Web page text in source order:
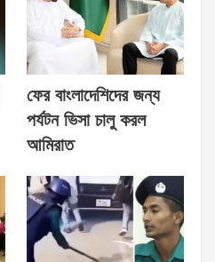
ফের বাংলাদেশিদের জন্য
পর্যটন ভিসা চালু করল
আমিরাত